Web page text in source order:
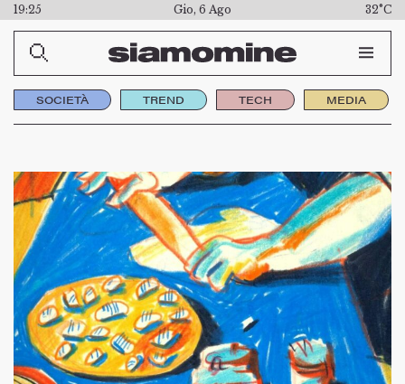
19:25 Gio, 6 Ago 32°C
SOCIETÀ TREND TECH MEDIA